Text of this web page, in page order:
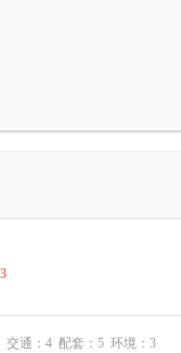
3
交通： 4 配套： 5 环境： 3